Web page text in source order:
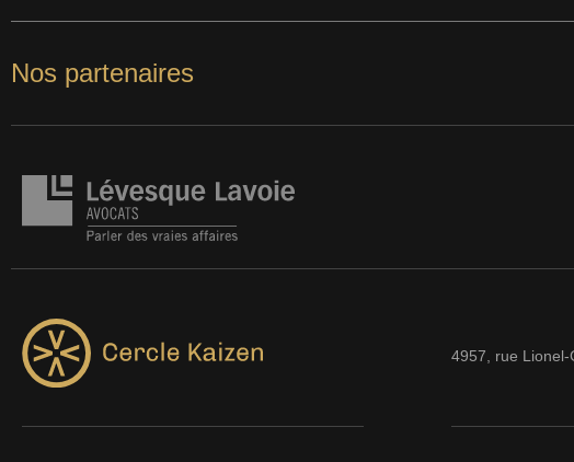
Nos partenaires
4957, rue Lionel-